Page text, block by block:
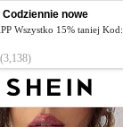
Codziennie nowe
Wszystko 15% taniej Kod:
(3,138)